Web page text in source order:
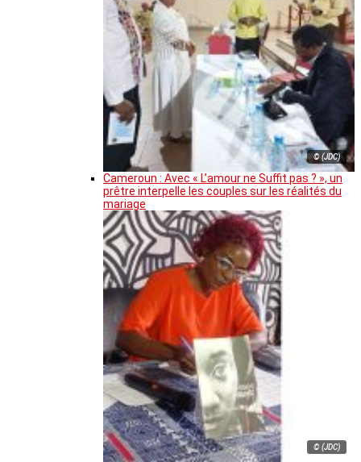
© (JDC)
Cameroun : Avec « L’amour ne Suffit pas ? », un
prêtre interpelle les couples sur les réalités du
mariage
© (JDC)